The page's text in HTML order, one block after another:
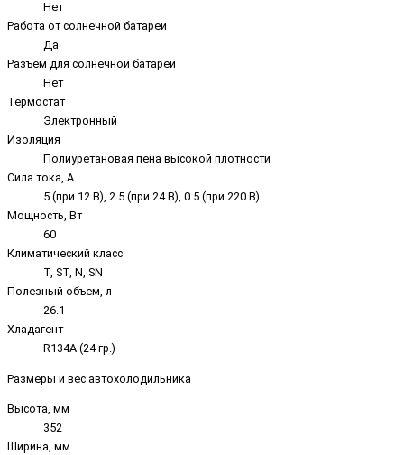
Нет
Работа от солнечной батареи
Да
Разъём для солнечной батареи
Нет
Термостат
Электронный
Изоляция
Полиуретановая пена высокой плотности
Сила тока, А
5 (при 12 В), 2.5 (при 24 В), 0.5 (при 220 В)
Мощность, Вт
60
Климатический класс
T, ST, N, SN
Полезный объем, л
26.1
Хладагент
R134A (24 гр.)
Размеры и вес автохолодильника
Высота, мм
352
Ширина, мм